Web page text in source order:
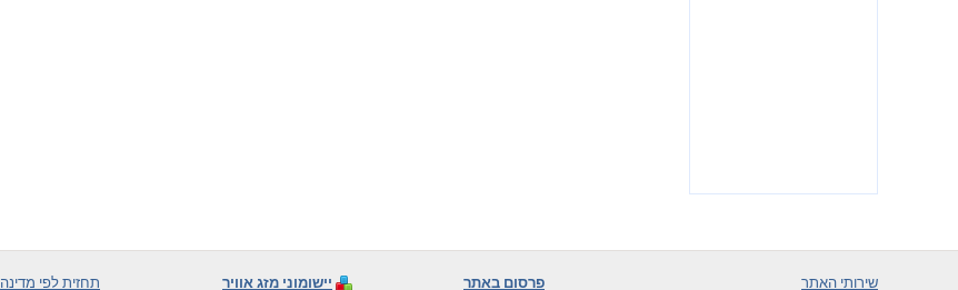
שירותי האתר פרסום באתר יישומוני מזג אוויר תחזית לפי מדינה